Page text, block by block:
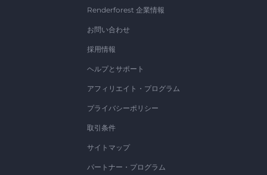
Renderforest 企業情報
お問い合わせ
採用情報
ヘルプとサポート
アフィリエイト・プログラム
プライバシーポリシー
取引条件
サイトマップ
パートナー・プログラム